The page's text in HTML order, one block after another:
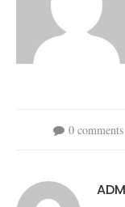
0 comments